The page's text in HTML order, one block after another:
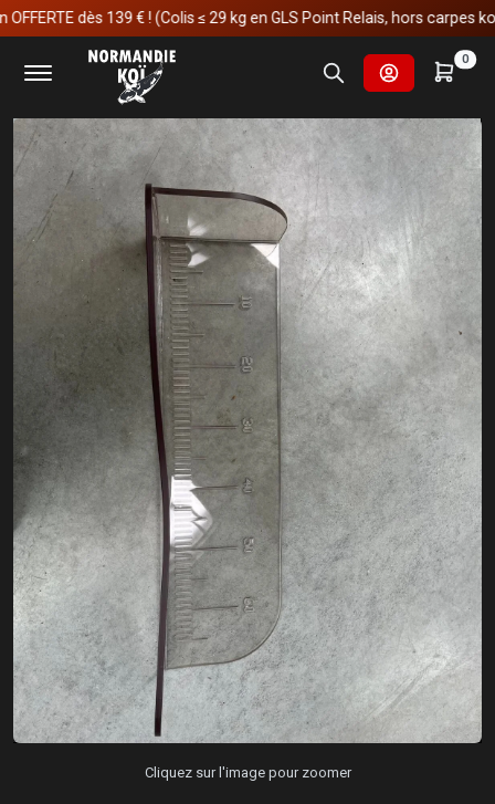
dès 139 € ! (Colis ≤ 29 kg en GLS Point Relais, hors carpes koï)
0
Accueil Matériels
Les bonnes affaires
Règle de mesure 65cm
Cliquez sur l'image pour zoomer